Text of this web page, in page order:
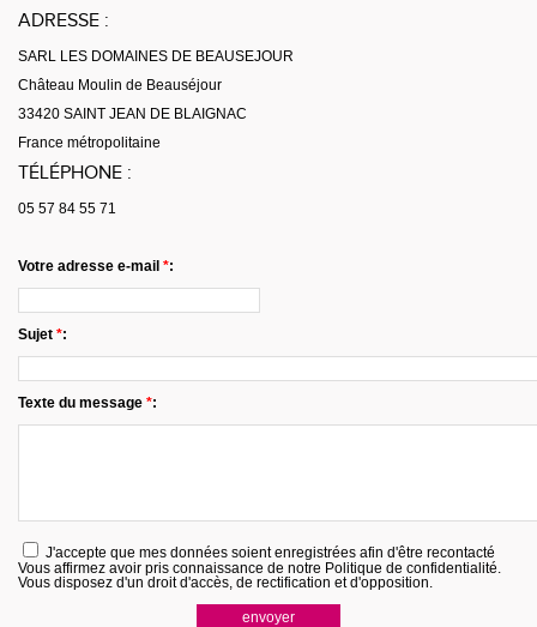
ADRESSE :
SARL LES DOMAINES DE BEAUSEJOUR
Château Moulin de Beauséjour
33420 SAINT JEAN DE BLAIGNAC
France métropolitaine
TÉLÉPHONE :
05 57 84 55 71
Votre adresse e-mail *:
Sujet *:
Texte du message *:
J'accepte que mes données soient enregistrées afin d'être recontacté
Vous affirmez avoir pris connaissance de notre Politique de confidentialité.
Vous disposez d'un droit d'accès, de rectification et d'opposition.